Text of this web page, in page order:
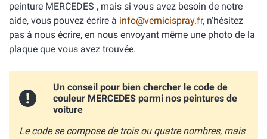
peinture MERCEDES , mais si vous avez besoin de notre
aide, vous pouvez écrire à info@vernicispray.fr, n'hésitez
pas à nous écrire, en nous envoyant même une photo de la
plaque que vous avez trouvée.
Un conseil pour bien chercher le code de
couleur MERCEDES parmi nos peintures de
voiture
Le code se compose de trois ou quatre nombres, mais